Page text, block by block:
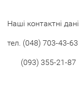
Наші контактні дані
тел. (048) 703-43-63
(093) 355-21-87